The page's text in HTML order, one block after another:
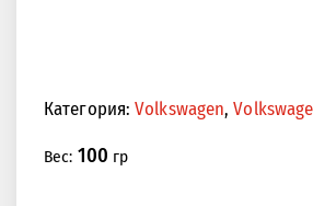
Категория:Volkswagen,
Вес: 100 гр